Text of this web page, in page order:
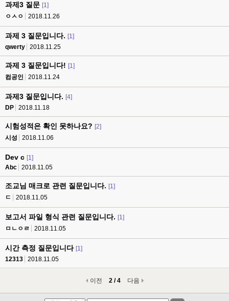
과제3 질문 [1]
ㅇㅅㅇ
2018.11.26
과제 3 질문입니다. [1]
qwerty
2018.11.25
과제 3 질문입니다! [1]
컴공인
2018.11.24
과제3 질문입니다. [4]
DP
2018.11.18
시험성적은 확인 못하나요? [2]
시성
2018.11.06
Dev c [1]
Abc
2018.11.05
조교님 매크로 관련 질문입니다. [1]
ㄷ
2018.11.05
보고서 파일 형식 관련 질문입니다. [1]
ㅁㄴㅇㄹ
2018.11.05
시간 측정 질문입니다 [1]
12313
2018.11.05
이전 2 / 4 다음